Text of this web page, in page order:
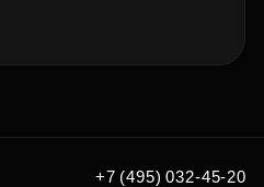
+7 (495) 032-45-20